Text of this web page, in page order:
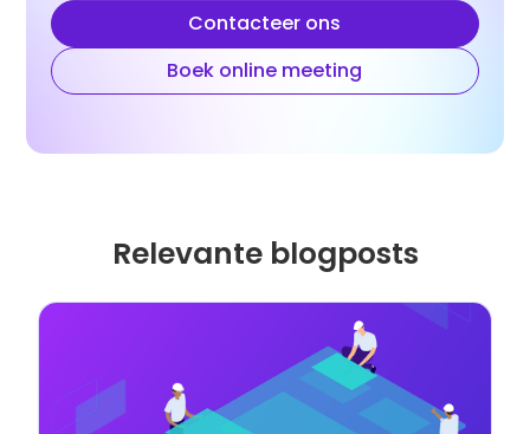
Contacteer ons
Boek online meeting
Relevante blogposts